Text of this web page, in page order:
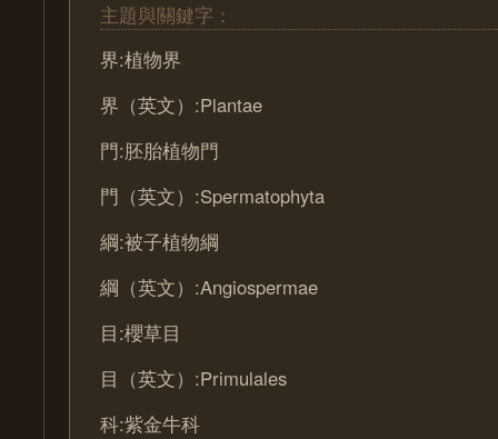
主題與關鍵字：
界:植物界
界（英文）:Plantae
門:胚胎植物門
門（英文）:Spermatophyta
綱:被子植物綱
綱（英文）:Angiospermae
目:櫻草目
目（英文）:Primulales
科:紫金牛科